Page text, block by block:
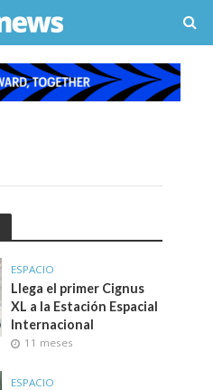
ESPACIO
Llega el primer Cignus
XL a la Estación Espacial
Internacional
11 meses
ESPACIO